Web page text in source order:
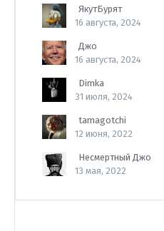
ЯкутБурят
16 августа, 2024
Джо
16 августа, 2024
Dimka
31 июля, 2024
tamagotchi
12 июня, 2022
Несмертный Джо
13 мая, 2022